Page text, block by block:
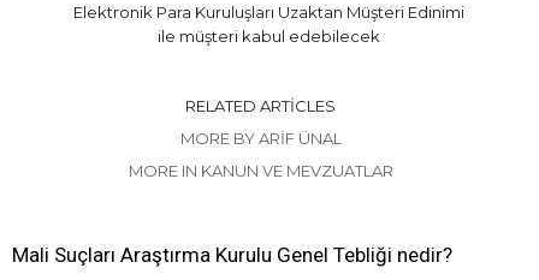
Elektronik Para Kuruluşları Uzaktan Müşteri Edinimi
ile müşteri kabul edebilecek
RELATED ARTICLES
MORE BY ARIF ÜNAL
MORE IN KANUN VE MEVZUATLAR
Mali Suçları Araştırma Kurulu Genel Tebliği nedir?